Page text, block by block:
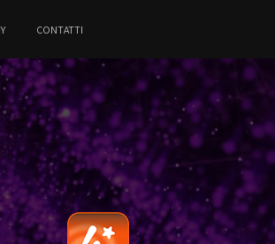
CONTATTI